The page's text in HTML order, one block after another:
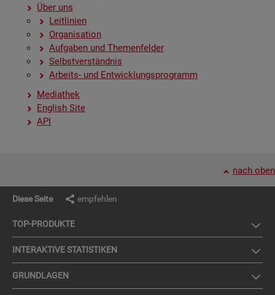
Über uns
Leit­li­ni­en
Or­ga­ni­sa­ti­on
Auf­ga­ben und The­men­fel­der
Selbst­ver­ständ­nis
Ar­beits- und Ent­wick­lungs­pro­gramm
Me­dia­thek
English Site
API
nach oben
Diese Seite empfehlen
TOP-PRO­DUK­TE
IN­TER­AK­TI­VE STA­TIS­TI­KEN
GRUND­LA­GEN